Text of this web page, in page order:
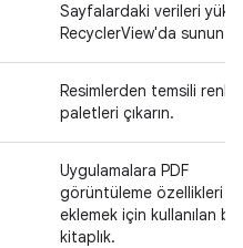
Sayfalardaki verileri
RecyclerView'da sunun.
Resimlerden temsili renk
paletleri çıkarın.
Uygulamalara PDF
görüntüleme özellikleri
eklemek için kullanılan bir
kitaplık.